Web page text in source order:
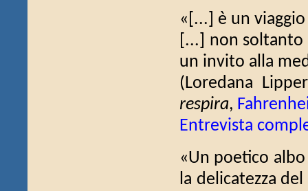
«[...] è un
[...] non
un invito alla
(Loredana
respira,
Entrevista
«Un poetico
la delicatezza